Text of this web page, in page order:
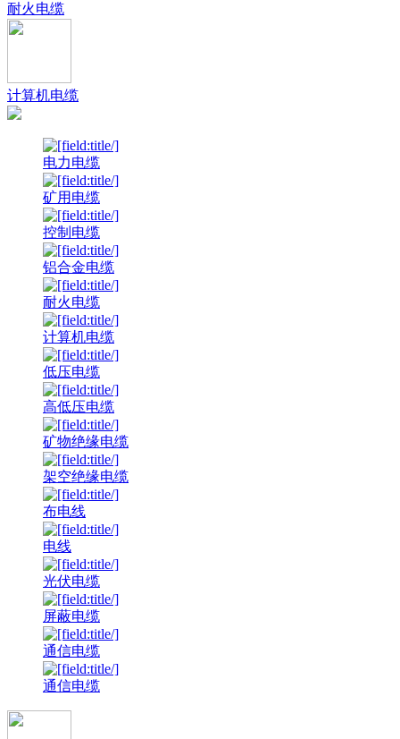
耐火电缆
计算机电缆
电力电缆
矿用电缆
控制电缆
铝合金电缆
耐火电缆
计算机电缆
低压电缆
高低压电缆
矿物绝缘电缆
架空绝缘电缆
布电线
电线
光伏电缆
屏蔽电缆
通信电缆
通信电缆